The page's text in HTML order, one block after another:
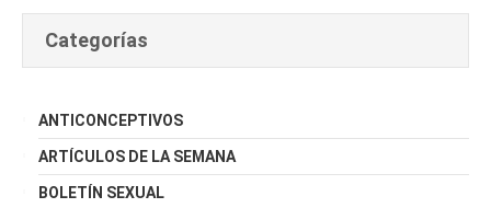
Categorías
ANTICONCEPTIVOS
ARTÍCULOS DE LA SEMANA
BOLETÍN SEXUAL